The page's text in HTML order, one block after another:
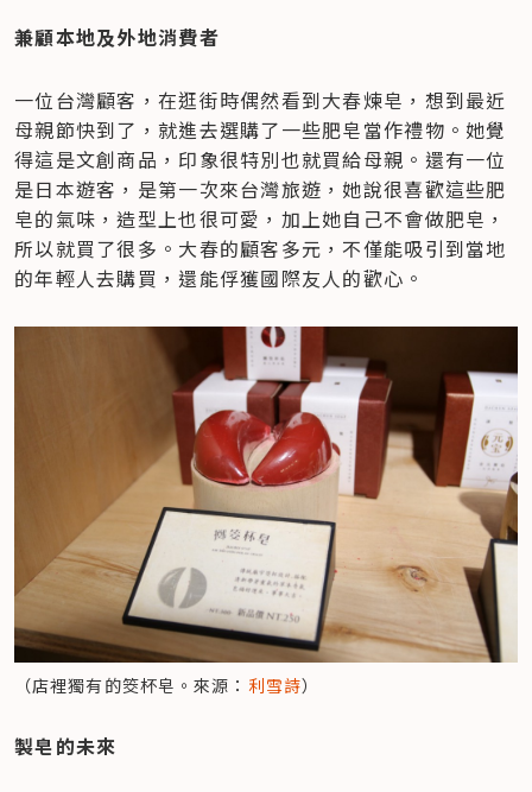
兼顧本地及外地消費者
一位台灣顧客，在逛街時偶然看到大春煉皂，想到最近
母親節快到了，就進去選購了一些肥皂當作禮物。她覺
得這是文創商品，印象很特別也就買給母親。還有一位
是日本遊客，是第一次來台灣旅遊，她說很喜歡這些肥
皂的氣味，造型上也很可愛，加上她自己不會做肥皂，
所以就買了很多。大春的顧客多元，不僅能吸引到當地
的年輕人去購買，還能俘獲國際友人的歡心。
（店裡獨有的筊杯皂。來源： 利雪詩）
製皂的未來